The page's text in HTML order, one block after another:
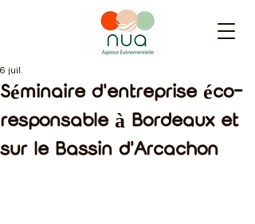
Séminaire d'entreprise éco-
responsable à Bordeaux et
sur le Bassin d'Arcachon
6 juil.